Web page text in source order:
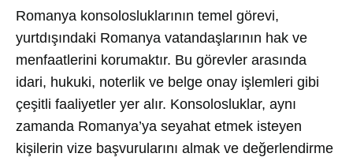
Romanya konsolosluklarının temel görevi,
yurtdışındaki Romanya vatandaşlarının hak ve
menfaatlerini korumaktır. Bu görevler arasında
idari, hukuki, noterlik ve belge onay işlemleri gibi
çeşitli faaliyetler yer alır. Konsolosluklar, aynı
zamanda Romanya’ya seyahat etmek isteyen
kişilerin vize başvurularını almak ve değerlendirme